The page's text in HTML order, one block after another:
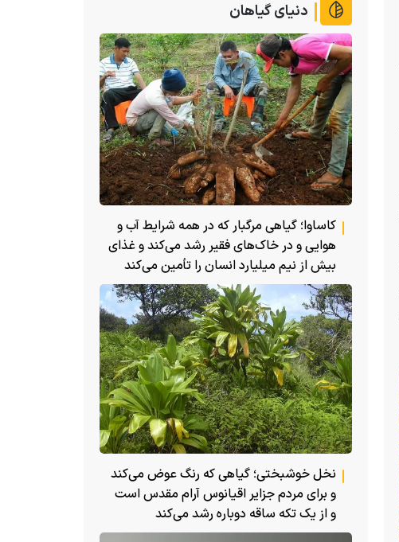
دنیای گیاهان
کاساوا؛ گیاهی مرگبار که در همه شرایط آب و
هوایی و در خاک‌های فقیر رشد می‌کند و غذای
بیش از نیم میلیارد انسان را تأمین می‌کند
نخل خوشبختی؛ گیاهی که رنگ عوض می‌کند
و برای مردم جزایر اقیانوس آرام مقدس است
و از یک تکه ساقه دوباره رشد می‌کند